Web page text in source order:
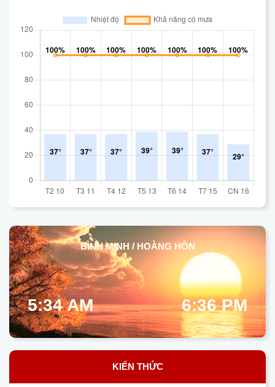
BÌNH MINH / HOÀNG HÔN
5:34 AM 6:36 PM
KIẾN THỨC